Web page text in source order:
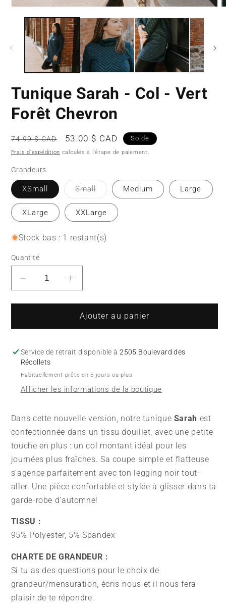
Tunique Sarah - Col - Vert
Forêt Chevron
Prix
habituel
74.99 $ CAD
Prix
promotionnel
53.00 $ CAD Solde
Frais d'expédition calculés à l'étape de paiement.
Grandeurs
XSmall SmallVariante
épuisée
ou
indisponible
Medium Large
XLarge XXLarge
Stock bas : 1 restant(s)
Quantité
Réduire
la
quantité
Tunique
-
Col
-
Forêt
Augmenter
la
quantité
de
Tunique
-
-
Forêt
Ajouter au panier
Service de retrait disponible à2505 Boulevard des
Récollets
Habituellement prête en 5 jours ou plus
Afficher les informations de la boutique
Dans cette nouvelle version, notre tunique Sarah est
confectionnée dans un tissu douillet, avec une petite
touche en plus : un col montant idéal pour les
journées plus fraîches. Sa coupe simple et flatteuse
s’agence parfaitement avec ton legging noir tout-
aller. Une pièce confortable et stylée à glisser dans ta
garde-robe d’automne!
TISSU :
95% Polyester, 5% Spandex
CHARTE DE GRANDEUR :
Si tu as des questions pour le choix de
grandeur/mensuration, écris-nous et il nous fera
plaisir de te répondre.